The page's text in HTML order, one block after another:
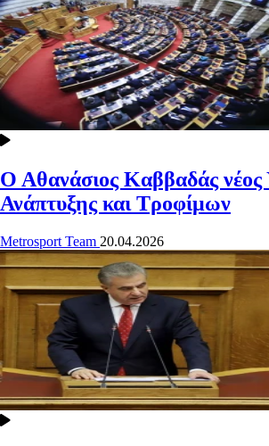
Ο Αθανάσιος Καββαδάς νέος
Ανάπτυξης και Τροφίμων
Metrosport Team 20.04.2026